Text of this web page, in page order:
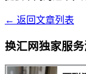
← 返回文章列表
换汇网独家服